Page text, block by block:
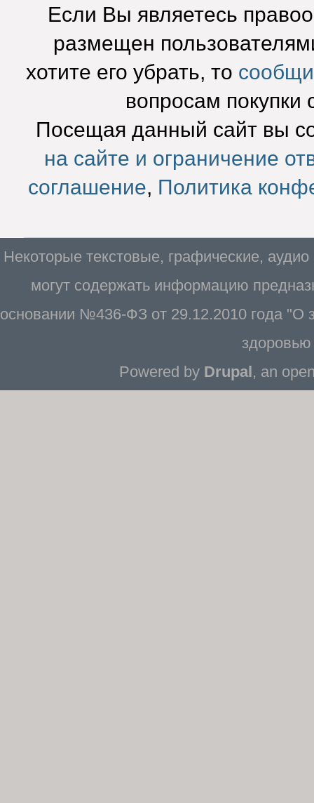
Если Вы являетесь
размещен
хотите его убрать, то
вопросам покупки
Посещая данный сайт вы
на сайте и ограничение
соглашение, Политика
Некоторые текстовые, графические,
могут содержать информацию
основании №436-ФЗ от 29.12.2010 года "О
Powered by Drupal, an